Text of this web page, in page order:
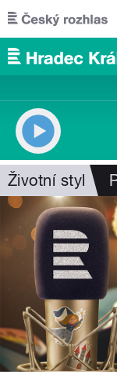
Přejít k hlavnímu
Životní styl